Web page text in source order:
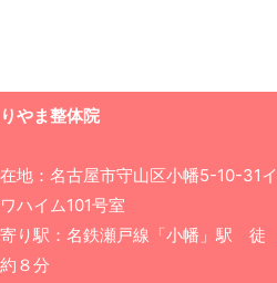
やま整体院
地：名古屋市守山区小幡5-10-31イ
ハイム101号室
り駅：名鉄瀬戸線「小幡」駅 徒
８分